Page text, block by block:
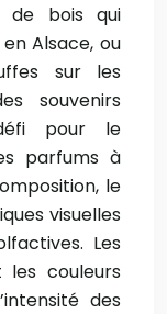
de bois qui
Alsace, ou
sur les
souvenirs
pour le
parfums à
le
visuelles
Les
couleurs
des